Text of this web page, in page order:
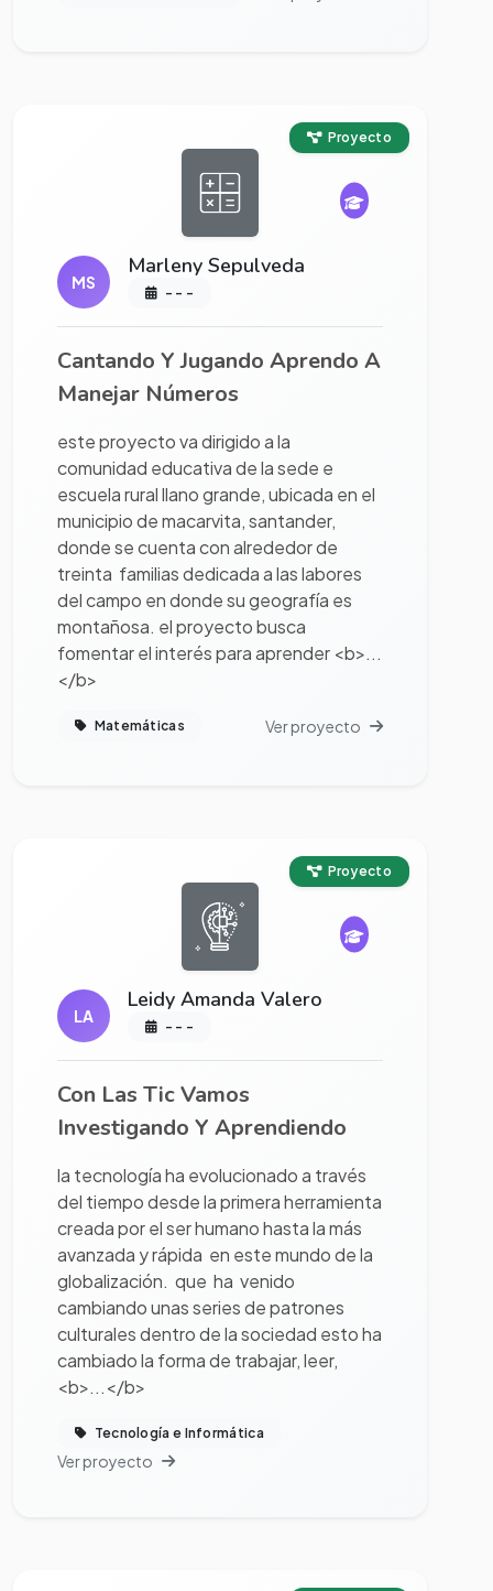
Proyecto
MS
Marleny Sepulveda
- - -
Cantando Y Jugando Aprendo A
Manejar Números
este proyecto va dirigido a la
comunidad educativa de la sede e
escuela rural llano grande, ubicada en el
municipio de macarvita, santander,
donde se cuenta con alrededor de
treinta familias dedicada a las labores
del campo en donde su geografía es
montañosa. el proyecto busca
fomentar el interés para aprender <b>...
</b>
Matemáticas Ver proyecto
Proyecto
LA
Leidy Amanda Valero
- - -
Con Las Tic Vamos
Investigando Y Aprendiendo
la tecnología ha evolucionado a través
del tiempo desde la primera herramienta
creada por el ser humano hasta la más
avanzada y rápida en este mundo de la
globalización. que ha venido
cambiando unas series de patrones
culturales dentro de la sociedad esto ha
cambiado la forma de trabajar, leer,
<b>...</b>
Tecnología e Informática
Ver proyecto